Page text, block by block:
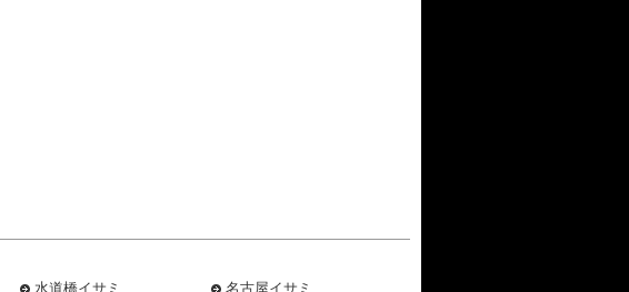
水道橋イサミ 名古屋イサミ